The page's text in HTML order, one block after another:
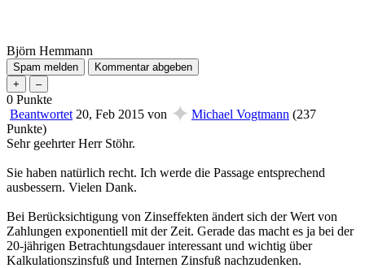
Björn Hemmann
0 Punkte
Beantwortet 20, Feb 2015 von ✦ Michael Vogtmann (237
Punkte)
Sehr geehrter Herr Stöhr.
Sie haben natürlich recht. Ich werde die Passage entsprechend
ausbessern. Vielen Dank.
Bei Berücksichtigung von Zinseffekten ändert sich der Wert von
Zahlungen exponentiell mit der Zeit. Gerade das macht es ja bei der
20-jährigen Betrachtungsdauer interessant und wichtig über
Kalkulationszinsfuß und Internen Zinsfuß nachzudenken.